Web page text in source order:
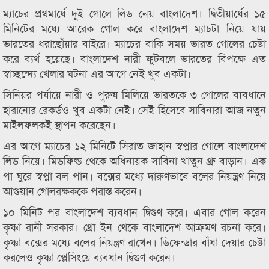
ম্যাচের প্রথমার্ধে দুই গোলে লিড নেয় বাংলাদেশ। দ্বিতীয়ার্ধের ১৫
মিনিটের মধ্যে আরেক গোল করে বাংলাদেশ ম্যাচটা নিয়ে যায়
ভারতের ধরাছোঁয়ার বাইরে। ম্যাচের বাকি সময় ভারত গোলের চেষ্টা
করে ব্যর্থ হয়েছে। বাংলাদেশ নারী ফুটবলে ভারতের বিপক্ষে এত
স্বাচ্ছন্দ্যে খেলার ঘটনা এর আগে নেই খুব একটা।
সিনিয়র পর্যায়ে নারী ও পুরুষ মিলিয়ে ভারতকে ৩ গোলের ব্যবধানে
হারানোর রেকর্ডও খুব একটা নেই। সেই হিসেবে সাবিনারা আজ নতুন
মাইলফলকই স্থাপন করেছেন।
এর আগে ম্যাচের ১২ মিনিটে সিরাত জাহান স্বপ্নার গোলে বাংলাদেশ
লিড নিয়ে। মিডফিল্ড থেকে অধিনায়ক সাবিনা খাতুন থ্রু বাড়ান। এক
পা ঘুরে স্বপ্না বল পান। বক্সের মধ্যে দারুণভাবে বলের নিয়ন্ত্রণ নিয়ে
আগুয়ান গোলরক্ষককে পরাস্ত করেন।
১০ মিনিট পর বাংলাদেশ ব্যবধান দ্বিগুণ করে। এবার গোল করেন
কৃষ্ণা রানী সরকার। থ্রো ইন থেকে বাংলাদেশ আক্রমণ রচনা করে।
কৃষ্ণা বক্সের মধ্যে বলের নিয়ন্ত্রণ রাখেন। ডিফেন্ডার বাঁধা দেয়ার চেষ্টা
করলেও কৃষ্ণা প্লেসিংয়ে ব্যবধান দ্বিগুণ করেন।